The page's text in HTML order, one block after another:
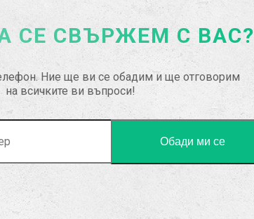
СЕ СВЪРЖЕМ С ВАС?
Ние ще ви се обадим и ще отговорим
на всичките ви въпроси!